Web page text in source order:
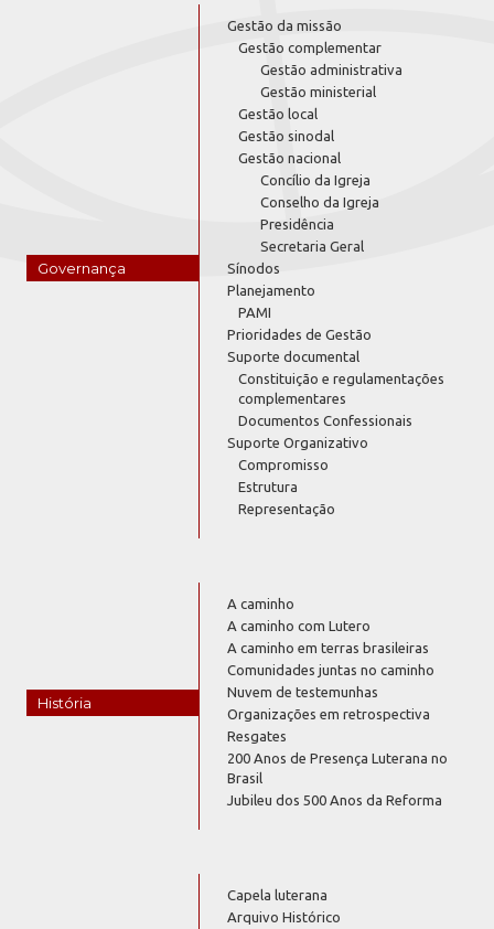
Governança
Gestão da missão
Gestão complementar
Gestão administrativa
Gestão ministerial
Gestão local
Gestão sinodal
Gestão nacional
Concílio da Igreja
Conselho da Igreja
Presidência
Secretaria Geral
Sínodos
Planejamento
PAMI
Prioridades de Gestão
Suporte documental
Constituição e regulamentações
complementares
Documentos Confessionais
Suporte Organizativo
Compromisso
Estrutura
Representação
História
A caminho
A caminho com Lutero
A caminho em terras brasileiras
Comunidades juntas no caminho
Nuvem de testemunhas
Organizações em retrospectiva
Resgates
200 Anos de Presença Luterana no
Brasil
Jubileu dos 500 Anos da Reforma
Capela luterana
Arquivo Histórico